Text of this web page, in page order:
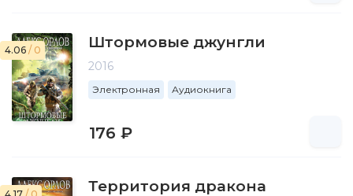
4.06 / 0 Штормовые джунгли
2016
Электронная Аудиокнига
176 ₽
Территория дракона